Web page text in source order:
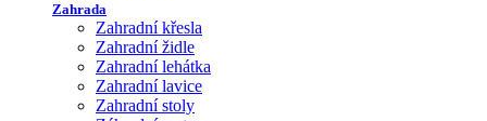
Zahrada
Zahradní křesla
Zahradní židle
Zahradní lehátka
Zahradní lavice
Zahradní stoly